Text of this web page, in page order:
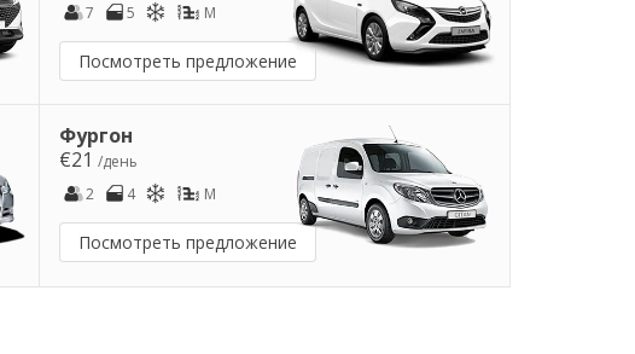
7
5 M
Посмотреть предложение
Фургон
€21 /день
2
4 M
Посмотреть предложение